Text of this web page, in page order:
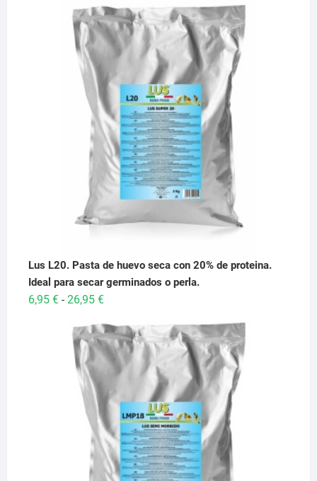
Lus L20. Pasta de huevo seca con 20% de proteina.
Ideal para secar germinados o perla.
6,95 € - 26,95 €Rango
precios:
desde
6,95 €
26,95 €